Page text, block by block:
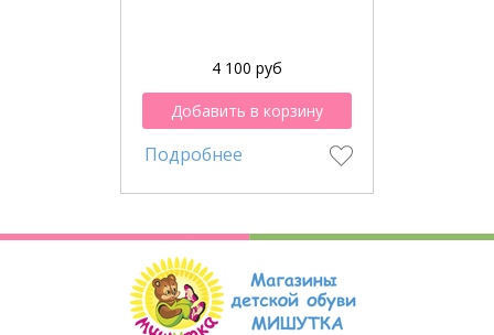
4 100 руб
Добавить в корзину
Подробнее